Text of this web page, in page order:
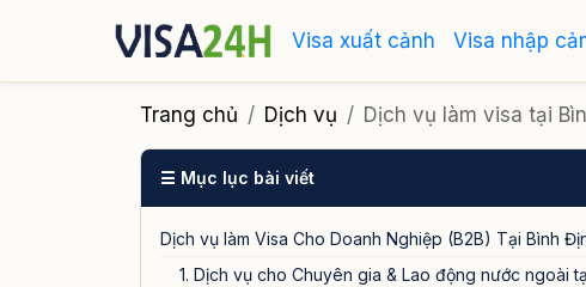
Visa xuất cảnh Visa nhập
Trang chủ Dịch vụ Dịch vụ làm visa tại
☰ Mục lục bài viết
Dịch vụ làm Visa Cho Doanh Nghiệp (B2B) Tại Bình
1. Dịch vụ cho Chuyên gia & Lao động nước ngoài